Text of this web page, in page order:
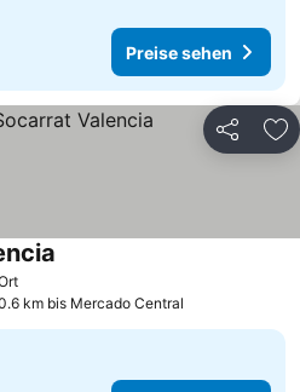
Preise sehen
Teilen
Preise sehen
km bis Mercado Central